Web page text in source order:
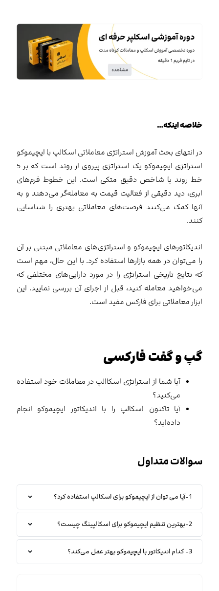
خلاصه اینکه…
در انتهای بحث آموزش استراتژی معاملاتی اسکالپ با ایچیموکو
استراتژی ایچیموکو یک استراتژی پیروی از روند است که بر 5
خط روند یا شاخص دقیق متکی است. این خطوط فرم‌های
ابری، دید دقیقی از فعالیت قیمت به معامله‌گر می‌دهند و به
آنها کمک می‌کنند فرصت‌های معاملاتی بهتری را شناسایی
کنند.
اندیکاتورهای ایچیموکو و استراتژی‌های معاملاتی مبتنی بر آن
را می‌توان در همه بازارها استفاده کرد. با این حال، مهم است
که نتایج تاریخی استراتژی را در مورد دارایی‌های مختلفی که
می‌خواهید معامله کنید، قبل از اجرای آن بررسی نمایید. این
ابزار معاملاتی برای فارکس مفید است.
گپ و گفت فارکسی
آیا شما از استراتژی اسکاالپ در معاملات خود استفاده
می‌کنید؟
آیا تاکنون اسکالپ را با اندیکاتور ایچیموکو انجام
داده‌اید؟
سوالات متداول
1-آیا می توان از ایچیموکو برای اسکالپ استفاده کرد؟
2-بهترین تنظیم ایچیموکو برای اسکالپینگ چیست؟
3- کدام اندیکاتور با ایچیموکو بهتر عمل می‌کند؟